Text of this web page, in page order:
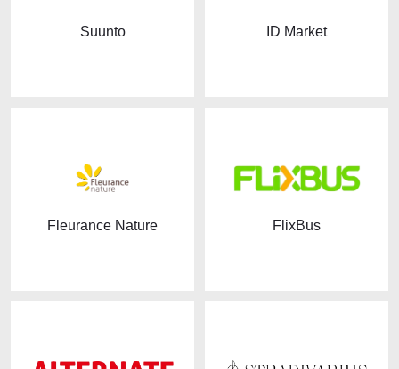
Suunto ID Market
Fleurance Nature FlixBus